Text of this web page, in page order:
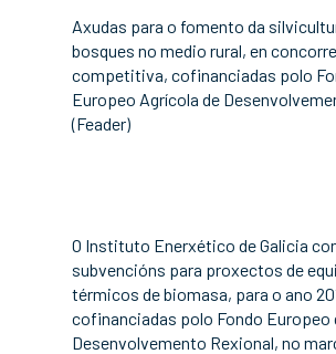
Axudas para o fomento da
bosques no medio rural, en
competitiva, cofinanciadas polo
Europeo Agrícola de
(Feader)
O Instituto Enerxético de Galicia
subvencións para proxectos de
térmicos de biomasa, para o ano
cofinanciadas polo Fondo Europeo
Desenvolvemento Rexional, no